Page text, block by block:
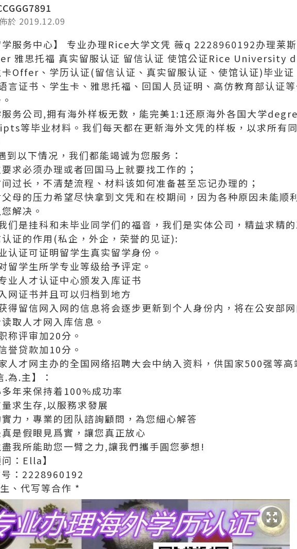
於 2019.12.09
学服务中心】 专业办理Rice大学文凭 薇q 2228960192办理莱
雅思托福 真实留服认证 留信认证 使馆公证Rice University
卡Offer、学历认证(留信认证、真实留服认证、使馆认证)毕业
言证书、学生卡、雅思托福、回国人员证明、高仿教育部认证
服务公司,拥有海外样板无数，能完美1:1还原海外各国大学
等毕业材料。我们每天都在更新海外文凭的样板，以求所有
到以下情况，我们都能竭诚为您服务：
求必须办理或者回国马上就要找工作的；
过长，不清楚流程、材料该如何准备甚至忘记办理的；
母的压力希望尽快拿到文凭和在校期间，因为各种原因未能顺
解决。
是挂科和未毕业同学们的福音，我们是实体公司，精益求精
证的作用(私企，外企，荣誉的见证):
认证可证明留学生真实留学身份。
留学生所学专业等级给予评定。
业人才认证中心颁发入库证书
网证书并且可以归档到地方
得留信网入网的信息将会逐步更新到个人身份内，将在公安部
取人才网入库信息。
称评审加20分。
誉贷款加10分。
人才网主办的全国网络招聘大会中纳入资料，供国家500强等
為.主】：
年来保持着100%成功率
求生存,以服務求發展
力，專業的团队諮詢顧問，為您細心解答
是假眼見爲實，讓您真正放心
我所能助您一臂之力,讓我們攜手圓您夢想!
问：Ella】
：2228960192
、代写等合作 *